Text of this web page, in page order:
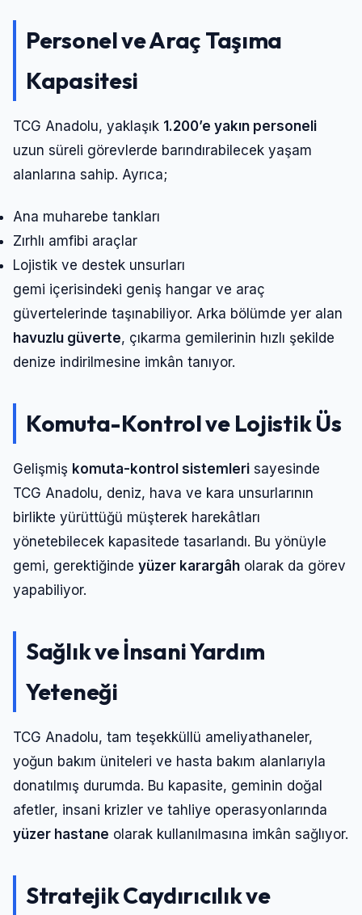
Personel ve Araç Taşıma
Kapasitesi
TCG Anadolu, yaklaşık 1.200’e yakın personeli
uzun süreli görevlerde barındırabilecek yaşam
alanlarına sahip. Ayrıca;
Ana muharebe tankları
Zırhlı amfibi araçlar
Lojistik ve destek unsurları
gemi içerisindeki geniş hangar ve araç
güvertelerinde taşınabiliyor. Arka bölümde yer alan
havuzlu güverte, çıkarma gemilerinin hızlı şekilde
denize indirilmesine imkân tanıyor.
Komuta-Kontrol ve Lojistik Üs
Gelişmiş komuta-kontrol sistemleri sayesinde
TCG Anadolu, deniz, hava ve kara unsurlarının
birlikte yürüttüğü müşterek harekâtları
yönetebilecek kapasitede tasarlandı. Bu yönüyle
gemi, gerektiğinde yüzer karargâh olarak da görev
yapabiliyor.
Sağlık ve İnsani Yardım
Yeteneği
TCG Anadolu, tam teşekküllü ameliyathaneler,
yoğun bakım üniteleri ve hasta bakım alanlarıyla
donatılmış durumda. Bu kapasite, geminin doğal
afetler, insani krizler ve tahliye operasyonlarında
yüzer hastane olarak kullanılmasına imkân sağlıyor.
Stratejik Caydırıcılık ve